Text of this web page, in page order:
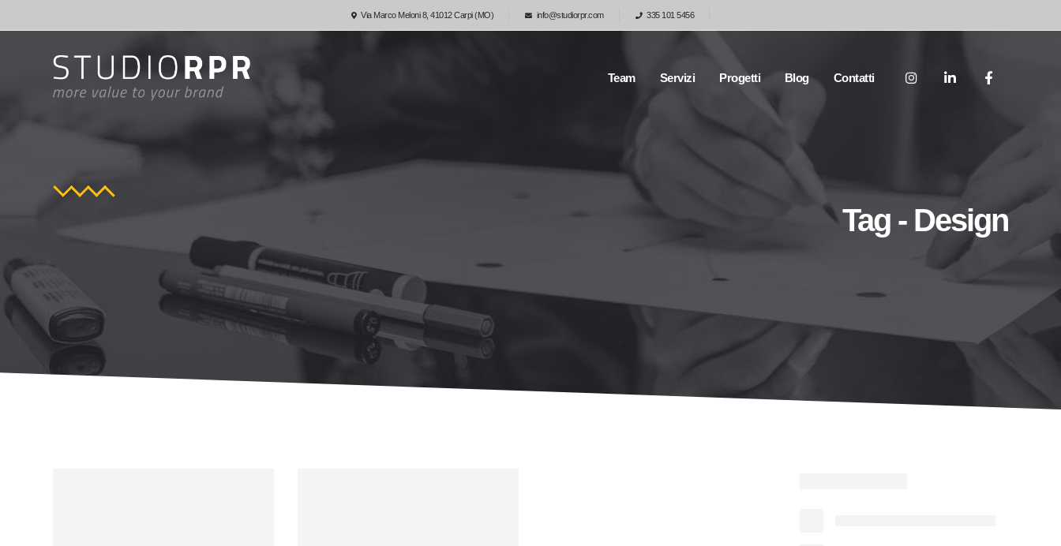
Via Marco Meloni 8, 41012 Carpi (MO) info@studiorpr.com 335 101 5456
Team Servizi Progetti Blog Contatti
Tag - Design